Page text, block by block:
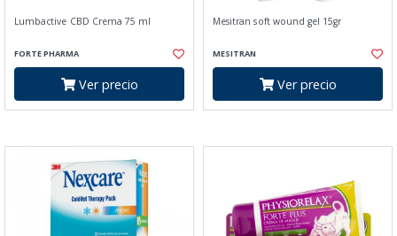
Lumbactive CBD Crema 75 ml
FORTE PHARMA
Ver precio
Mesitran soft wound gel 15gr
MESITRAN
Ver precio